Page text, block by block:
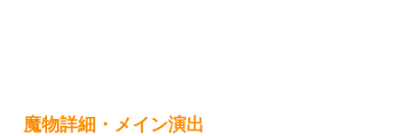
魔物詳細・メイン演出